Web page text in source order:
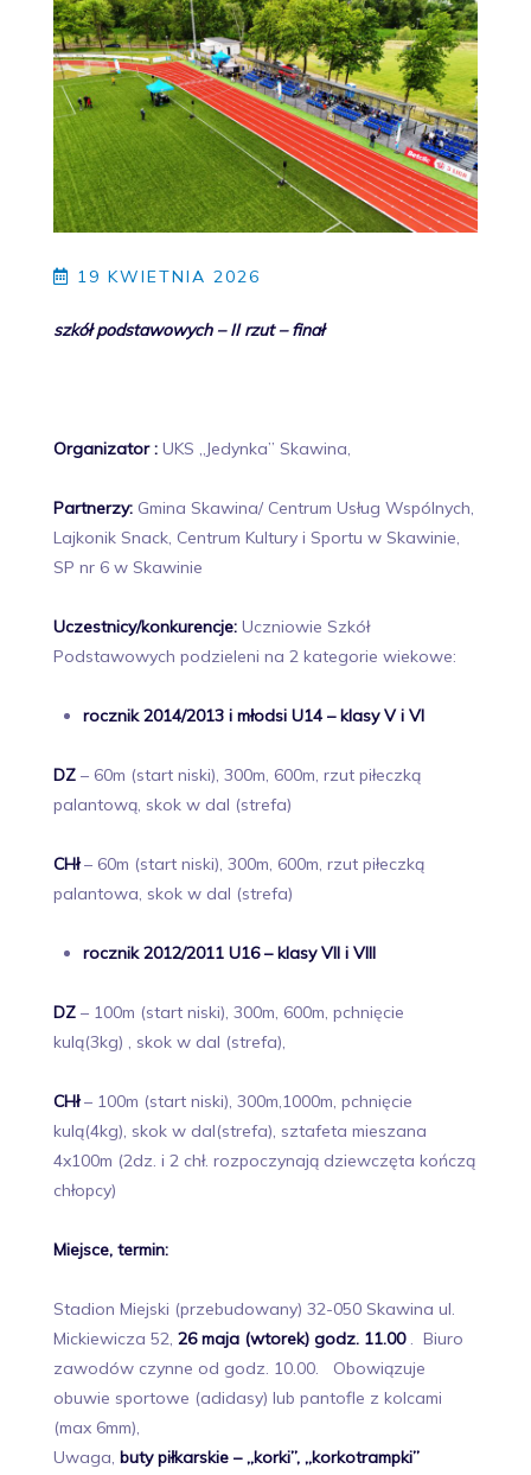
19 KWIETNIA 2026
szkół podstawowych – II rzut – finał
Organizator : UKS „Jedynka” Skawina,
Partnerzy: Gmina Skawina/ Centrum Usług Wspólnych,
Lajkonik Snack, Centrum Kultury i Sportu w Skawinie,
SP nr 6 w Skawinie
Uczestnicy/konkurencje: Uczniowie Szkół
Podstawowych podzieleni na 2 kategorie wiekowe:
rocznik 2014/2013 i młodsi U14 – klasy V i VI
DZ – 60m (start niski), 300m, 600m, rzut piłeczką
palantową, skok w dal (strefa)
CHł– 60m (start niski), 300m, 600m, rzut piłeczką
palantowa, skok w dal (strefa)
rocznik 2012/2011 U16 – klasy VII i VIII
DZ – 100m (start niski), 300m, 600m, pchnięcie
kulą(3kg) , skok w dal (strefa),
CHł– 100m (start niski), 300m,1000m, pchnięcie
kulą(4kg), skok w dal(strefa), sztafeta mieszana
4x100m (2dz. i 2 chł. rozpoczynają dziewczęta kończą
chłopcy)
Miejsce, termin:
Stadion Miejski (przebudowany) 32-050 Skawina ul.
Mickiewicza 52, 26 maja (wtorek) godz. 11.00. Biuro
zawodów czynne od godz. 10.00. Obowiązuje
obuwie sportowe (adidasy) lub pantofle z kolcami
(max 6mm),
Uwaga, buty piłkarskie – „korki”, „korkotrampki”